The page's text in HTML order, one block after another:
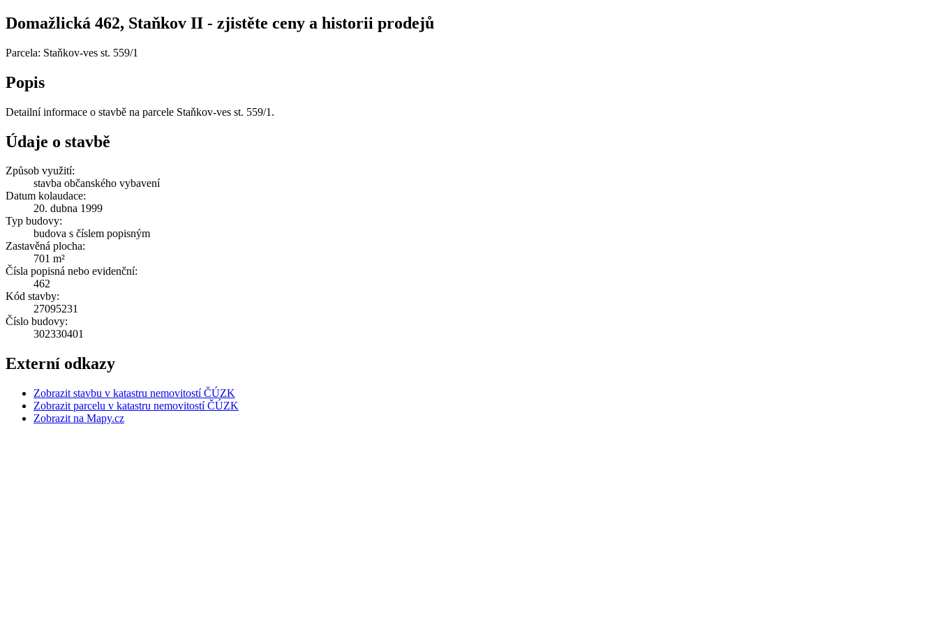
Domažlická 462, Staňkov II - zjistěte ceny a historii prodejů
Parcela: Staňkov-ves st. 559/1
Popis
Detailní informace o stavbě na parcele Staňkov-ves st. 559/1.
Údaje o stavbě
Způsob využití:
stavba občanského vybavení
Datum kolaudace:
20. dubna 1999
Typ budovy:
budova s číslem popisným
Zastavěná plocha:
701 m²
Čísla popisná nebo evidenční:
462
Kód stavby:
27095231
Číslo budovy:
302330401
Externí odkazy
Zobrazit stavbu v katastru nemovitostí ČÚZK
Zobrazit parcelu v katastru nemovitostí ČÚZK
Zobrazit na Mapy.cz